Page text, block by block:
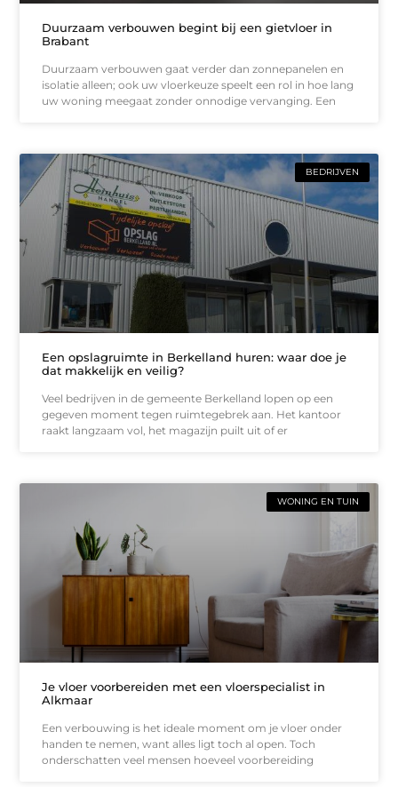
Duurzaam verbouwen begint bij een gietvloer in
Brabant
Duurzaam verbouwen gaat verder dan zonnepanelen en
isolatie alleen; ook uw vloerkeuze speelt een rol in hoe lang
uw woning meegaat zonder onnodige vervanging. Een
BEDRIJVEN
Een opslagruimte in Berkelland huren: waar doe je
dat makkelijk en veilig?
Veel bedrijven in de gemeente Berkelland lopen op een
gegeven moment tegen ruimtegebrek aan. Het kantoor
raakt langzaam vol, het magazijn puilt uit of er
WONING EN TUIN
Je vloer voorbereiden met een vloerspecialist in
Alkmaar
Een verbouwing is het ideale moment om je vloer onder
handen te nemen, want alles ligt toch al open. Toch
onderschatten veel mensen hoeveel voorbereiding